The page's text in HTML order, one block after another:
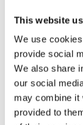
This website
We use
provide social
We also share
our social
may combine it
provided to
söta
INFO